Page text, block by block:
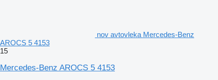
nov avtovleka Mercedes-Benz
AROCS 5 4153
15
Mercedes-Benz AROCS 5 4153